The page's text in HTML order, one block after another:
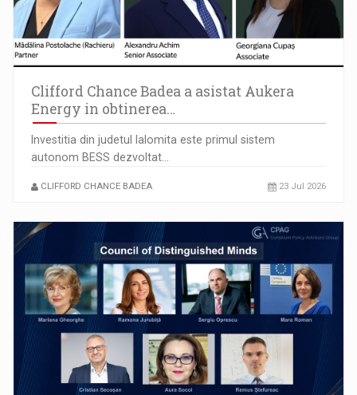
Clifford Chance Badea a asistat Aukera
Energy in obtinerea…
Investitia din judetul Ialomita este primul sistem
autonom BESS dezvoltat…
CLIFFORD CHANCE BADEA 23 Jul 2026